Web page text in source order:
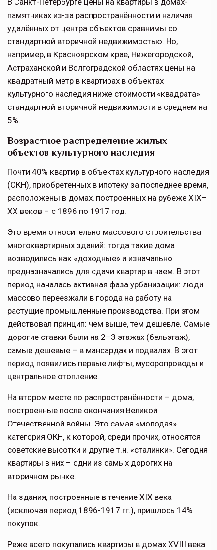
В Санкт-Петербурге цены на квартиры в домах-
памятниках из-за распространённости и наличия
удалённых от центра объектов сравнимы со
стандартной вторичной недвижимостью. Но,
например, в Красноярском крае, Нижегородской,
Астраханской и Волгоградской областях цены на
квадратный метр в квартирах в объектах
культурного наследия ниже стоимости «квадрата»
стандартной вторичной недвижимости в среднем на
5%.
Возрастное распределение жилых
объектов культурного наследия
Почти 40% квартир в объектах культурного наследия
(ОКН), приобретенных в ипотеку за последнее время,
расположены в домах, построенных на рубеже XIX–
XX веков – с 1896 по 1917 год.
Это время относительно массового строительства
многоквартирных зданий: тогда такие дома
возводились как «доходные» и изначально
предназначались для сдачи квартир в наем. В этот
период началась активная фаза урбанизации: люди
массово переезжали в города на работу на
растущие промышленные производства. При этом
действовал принцип: чем выше, тем дешевле. Самые
дорогие ставки были на 2–3 этажах (бельэтаж),
самые дешевые – в мансардах и подвалах. В этот
период появились первые лифты, мусоропроводы и
центральное отопление.
На втором месте по распространённости – дома,
построенные после окончания Великой
Отечественной войны. Это самая «молодая»
категория ОКН, к которой, среди прочих, относятся
советские высотки и другие т.н. «сталинки». Сегодня
квартиры в них – одни из самых дорогих на
вторичном рынке.
На здания, построенные в течение XIX века
(исключая период 1896-1917 гг.), пришлось 14%
покупок.
Реже всего покупались квартиры в домах XVIII века